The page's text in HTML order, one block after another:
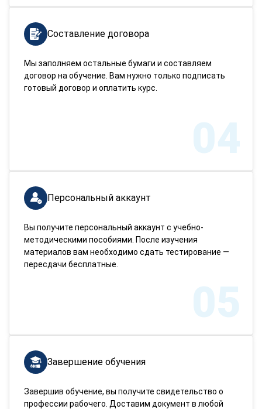
Составление договора
Мы заполняем остальные бумаги и составляем
договор на обучение. Вам нужно только подписать
готовый договор и оплатить курс.
04
Персональный аккаунт
Вы получите персональный аккаунт с учебно-
методическими пособиями. После изучения
материалов вам необходимо сдать тестирование —
пересдачи бесплатные.
05
Завершение обучения
Завершив обучение, вы получите свидетельство о
профессии рабочего. Доставим документ в любой